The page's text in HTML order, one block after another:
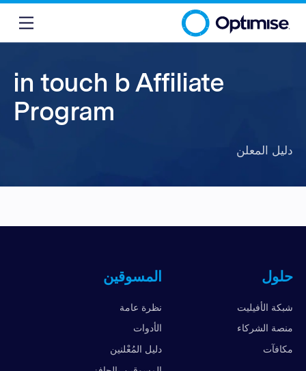
in touch b Affiliate
Program
دليل المعلن
حلول
شبكة الأفيليت
منصة الشركاء
مكافآت
المسوقين
نظرة عامة
الأدوات
دليل المُعْلنين